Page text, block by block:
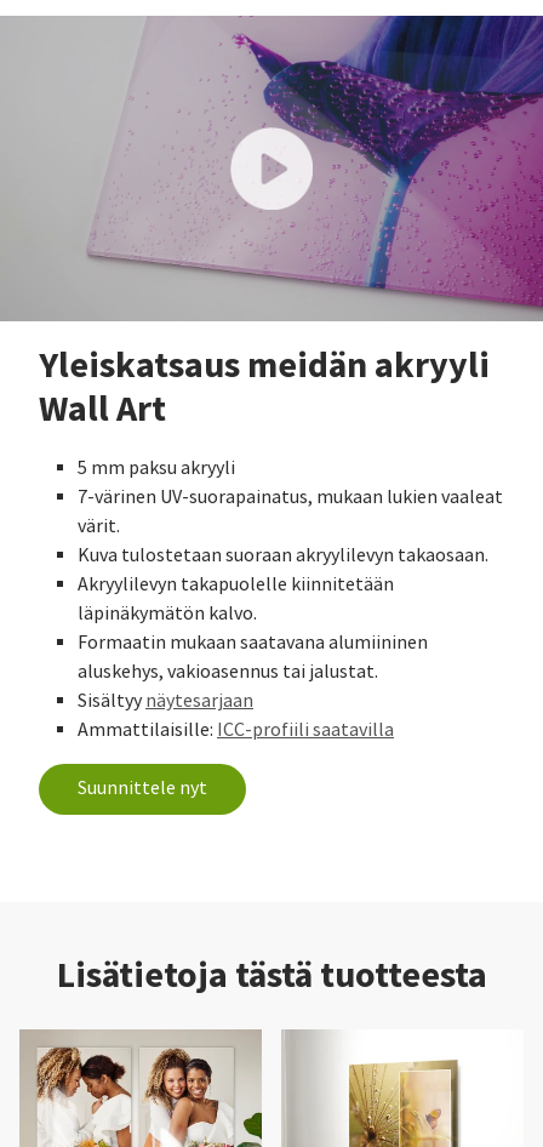
Yleiskatsaus meidän akryyli
Wall Art
5 mm paksu akryyli
7-värinen UV-suorapainatus, mukaan lukien vaaleat
värit.
Kuva tulostetaan suoraan akryylilevyn takaosaan.
Akryylilevyn takapuolelle kiinnitetään
läpinäkymätön kalvo.
Formaatin mukaan saatavana alumiininen
aluskehys, vakioasennus tai jalustat.
Sisältyynäytesarjaan
Ammattilaisille: ICC-profiili saatavilla
Suunnittele nyt
Lisätietoja tästä tuotteesta